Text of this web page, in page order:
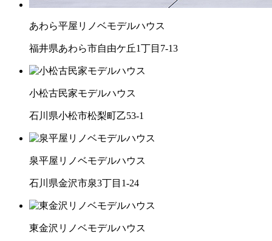
あわら平屋リノベモデルハウス
福井県あわら市自由ケ丘1丁目7-13
小松古民家モデルハウス
石川県小松市松梨町乙53-1
泉平屋リノベモデルハウス
石川県金沢市泉3丁目1-24
東金沢リノベモデルハウス